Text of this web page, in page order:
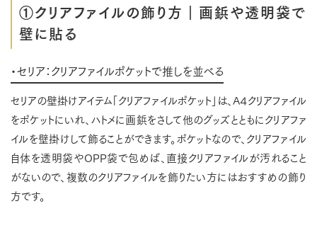
①クリアファイルの飾り方｜画鋲や透明袋で
壁に貼る
・セリア：クリアファイルポケットで推しを並べる
セリアの壁掛けアイテム「クリアファイルポケット」は、A４クリアファイル
をポケットにいれ、ハトメに画鋲をさして他のグッズとともにクリアファ
イルを壁掛けして飾ることができます。ポケットなので、クリアファイル
自体を透明袋やOPP袋で包めば、直接クリアファイルが汚れること
がないので、複数のクリアファイルを飾りたい方にはおすすめの飾り
方です。